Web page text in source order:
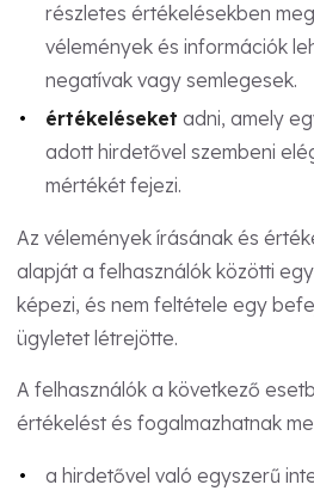
részletes értékelésekben
vélemények és információk
negatívak vagy semlegesek.
értékeléseket adni, amely
adott hirdetővel szembeni
mértékét fejezi.
Az vélemények írásának és
alapját a felhasználók közötti
képezi, és nem feltétele egy
ügyletet létrejötte.
A felhasználók a következő
értékelést és fogalmazhatnak
a hirdetővel való egyszerű